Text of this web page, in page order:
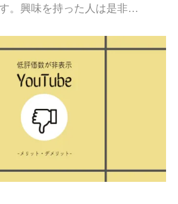
。興味を持った人は是非…